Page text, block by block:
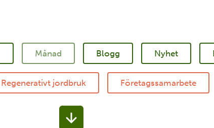
Blogg Nyhet
Regenerativt jordbruk Företagssamarbete